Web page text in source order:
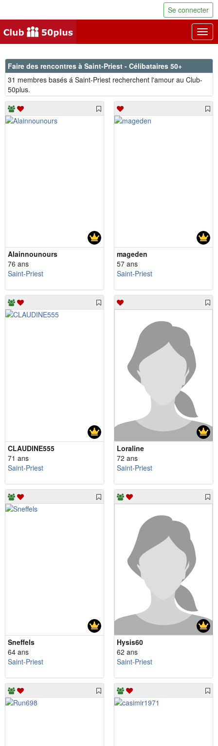
Se connecter
Faire des rencontres à Saint-Priest - Célibataires 50+
31 membres basés á Saint-Priest recherchent l'amour au Club-
50plus.
Alainnounours
76 ans
Saint-Priest
mageden
57 ans
Saint-Priest
CLAUDINE555
71 ans
Saint-Priest
Loraline
72 ans
Saint-Priest
Sneffels
64 ans
Saint-Priest
Hysis60
62 ans
Saint-Priest